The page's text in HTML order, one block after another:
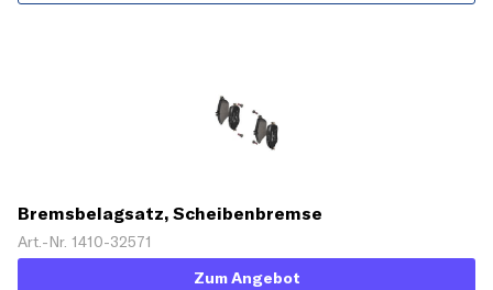
Bremsbelagsatz, Scheibenbremse
Art.-Nr. 1410-32571
Zum Angebot